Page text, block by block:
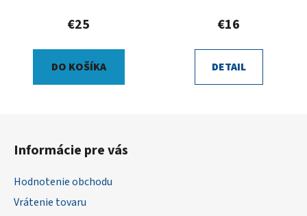
€25
DO KOŠÍKA
€16
DETAIL
Informácie pre vás
Hodnotenie obchodu
Vrátenie tovaru